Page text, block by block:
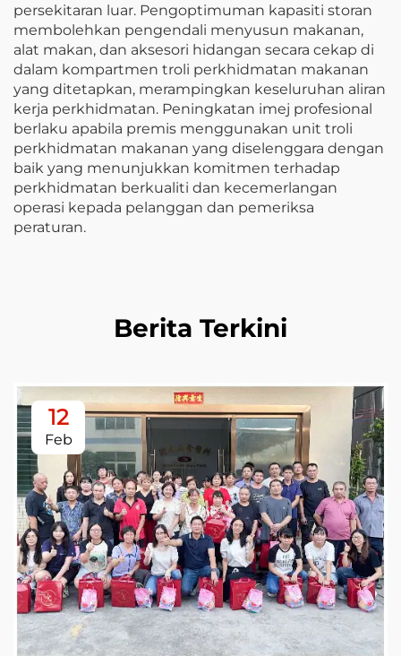
persekitaran luar. Pengoptimuman kapasiti storan
membolehkan pengendali menyusun makanan,
alat makan, dan aksesori hidangan secara cekap di
dalam kompartmen troli perkhidmatan makanan
yang ditetapkan, merampingkan keseluruhan aliran
kerja perkhidmatan. Peningkatan imej profesional
berlaku apabila premis menggunakan unit troli
perkhidmatan makanan yang diselenggara dengan
baik yang menunjukkan komitmen terhadap
perkhidmatan berkualiti dan kecemerlangan
operasi kepada pelanggan dan pemeriksa
peraturan.
Berita Terkini
12
Feb